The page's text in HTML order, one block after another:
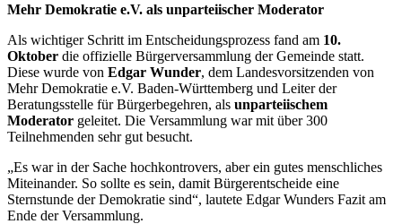
Mehr Demokratie e.V. als unparteiischer Moderator
Als wichtiger Schritt im Entscheidungsprozess fand am 10.
Oktober die offizielle Bürgerversammlung der Gemeinde statt.
Diese wurde von Edgar Wunder, dem Landesvorsitzenden von
Mehr Demokratie e.V. Baden-Württemberg und Leiter der
Beratungsstelle für Bürgerbegehren, als unparteiischem
Moderator geleitet. Die Versammlung war mit über 300
Teilnehmenden sehr gut besucht.
„Es war in der Sache hochkontrovers, aber ein gutes menschliches
Miteinander. So sollte es sein, damit Bürgerentscheide eine
Sternstunde der Demokratie sind“, lautete Edgar Wunders Fazit am
Ende der Versammlung.